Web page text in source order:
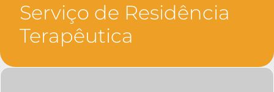
Serviço de Residência
Terapêutica